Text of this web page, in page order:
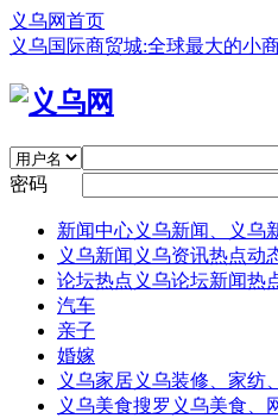
义乌网首页
义乌国际商贸城:全球最大的小
密码
新闻中心义乌新闻、义乌
义乌新闻 义乌资讯热点动
论坛热点 义乌论坛新闻热
汽车
亲子
婚嫁
义乌家居义乌装修、家纺
义乌美食搜罗义乌美食、